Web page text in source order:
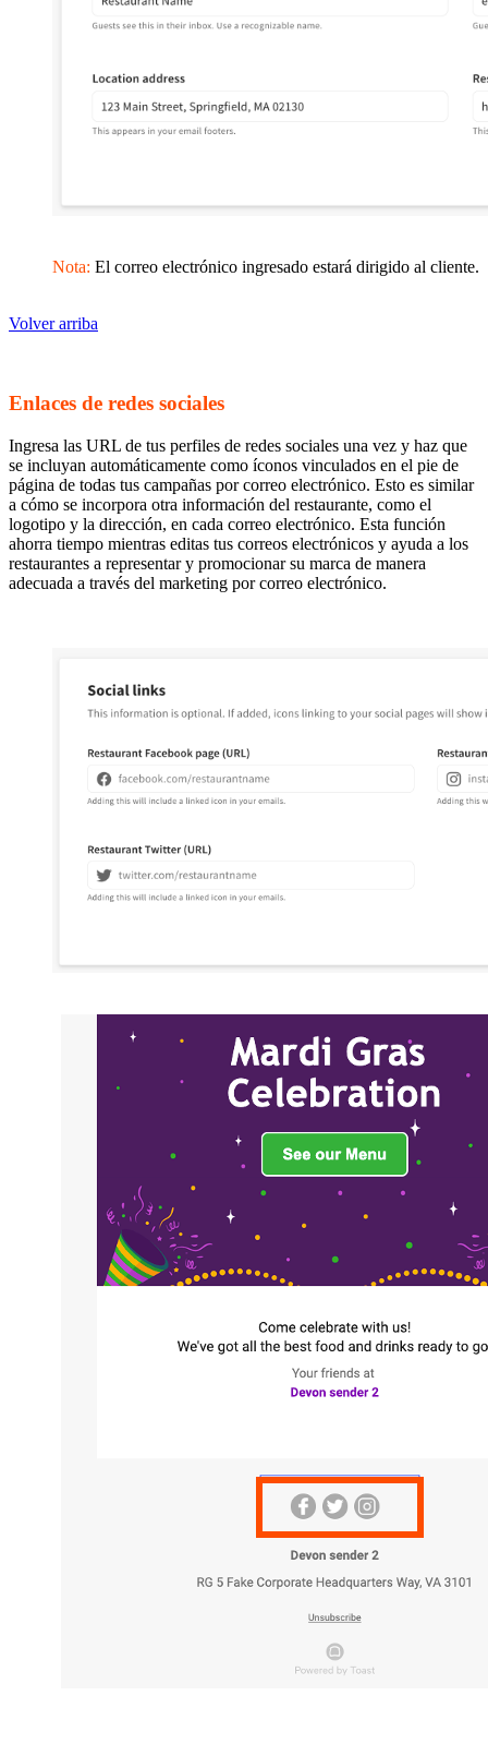
Nota: El correo electrónico ingresado estará dirigido al cliente.
Volver arriba
Enlaces de redes sociales
Ingresa las URL de tus perfiles de redes sociales una vez y haz que
se incluyan automáticamente como íconos vinculados en el pie de
página de todas tus campañas por correo electrónico. Esto es similar
a cómo se incorpora otra información del restaurante, como el
logotipo y la dirección, en cada correo electrónico. Esta función
ahorra tiempo mientras editas tus correos electrónicos y ayuda a los
restaurantes a representar y promocionar su marca de manera
adecuada a través del marketing por correo electrónico.